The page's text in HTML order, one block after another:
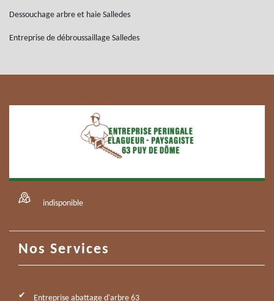
Dessouchage arbre et haie Salledes
Entreprise de débroussaillage Salledes
indisponible
Nos Services
Entreprise abattage d'arbre 63